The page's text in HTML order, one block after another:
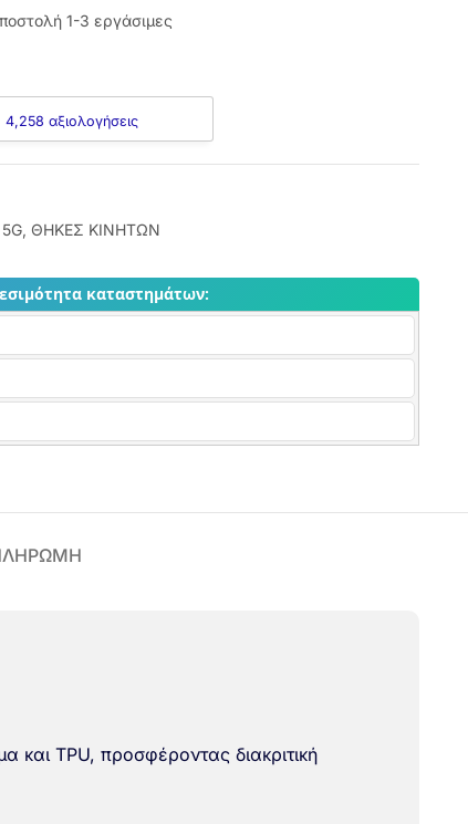
1-3 εργάσιμες
4,258 αξιολογήσεις
, ΘΗΚΕΣ ΚΙΝΗΤΩΝ
καταστημάτων:
και TPU, προσφέροντας διακριτική